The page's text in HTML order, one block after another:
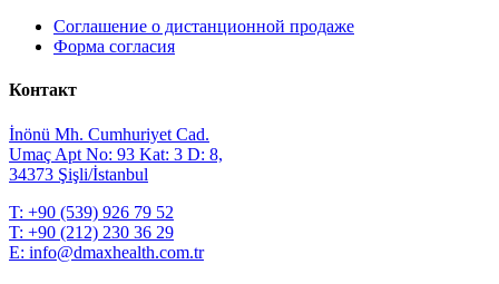
Соглашение о дистанционной продаже
Форма согласия
Контакт
İnönü Mh. Cumhuriyet Cad.
Umaç Apt No: 93 Kat: 3 D: 8,
34373 Şişli/İstanbul
T: +90 (539) 926 79 52
T: +90 (212) 230 36 29
E: info@dmaxhealth.com.tr